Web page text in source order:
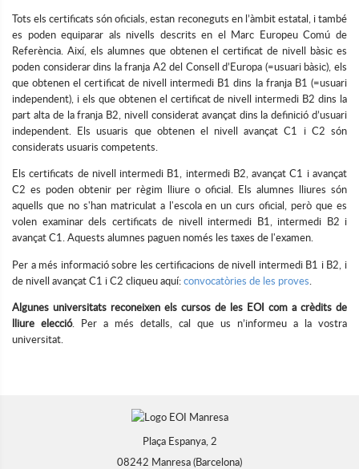
Tots els certificats són oficials, estan reconeguts en l’àmbit estatal, i també
es poden equiparar als nivells descrits en el Marc Europeu Comú de
Referència. Així, els alumnes que obtenen el certificat de nivell bàsic es
poden considerar dins la franja A2 del Consell d’Europa (=usuari bàsic), els
que obtenen el certificat de nivell intermedi B1 dins la franja B1 (=usuari
independent), i els que obtenen el certificat de nivell intermedi B2 dins la
part alta de la franja B2, nivell considerat avançat dins la definició d’usuari
independent. Els usuaris que obtenen el nivell avançat C1 i C2 són
considerats usuaris competents.
Els certificats de nivell intermedi B1, intermedi B2, avançat C1 i avançat
C2 es poden obtenir per règim lliure o oficial. Els alumnes lliures són
aquells que no s'han matriculat a l'escola en un curs oficial, però que es
volen examinar dels certificats de nivell intermedi B1, intermedi B2 i
avançat C1. Aquests alumnes paguen només les taxes de l'examen.
Per a més informació sobre les certificacions de nivell intermedi B1 i B2, i
de nivell avançat C1 i C2 cliqueu aquí:convocatòries de les proves.
Algunes universitats reconeixen els cursos de les EOI com a crèdits de
lliure elecció. Per a més detalls, cal que us n’informeu a la vostra
universitat.
Plaça Espanya, 2
08242 Manresa (Barcelona)